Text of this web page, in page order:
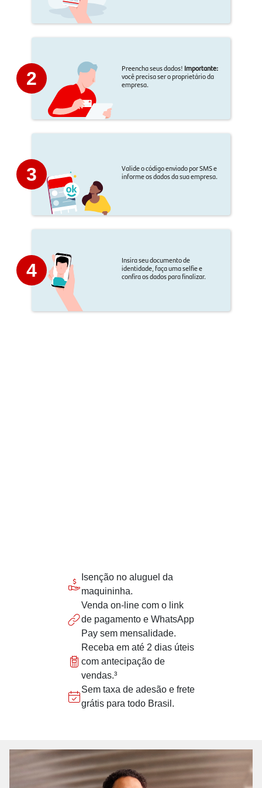
2 Preencha seus dados! Importante:
você precisa ser o proprietário da
empresa.
3 Valide o código enviado por SMS e
informe os dados da sua empresa.
4 Insira seu documento de
identidade, faça uma selfie e
confira os dados para finalizar.
Isenção no aluguel da
maquininha.
Venda on-line com o link
de pagamento e WhatsApp
Pay sem mensalidade.
Receba em até 2 dias úteis
com antecipação de
vendas.³
Sem taxa de adesão e frete
grátis para todo Brasil.